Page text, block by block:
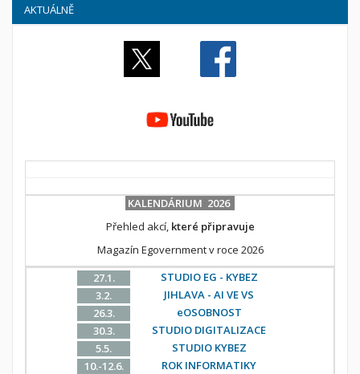
AKTUÁLNĚ
KALENDÁRIUM 2026
Přehled akcí, které připravuje
Magazín Egovernment v roce 2026
27.1.
STUDIO EG - KYBEZ
3.2.
JIHLAVA - AI VE VS
26.3.
eOSOBNOST
30.3.
STUDIO DIGITALIZACE
5.5.
STUDIO KYBEZ
10.-12.6.
ROK INFORMATIKY